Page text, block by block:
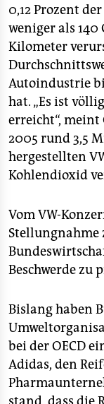
0,12 Prozent
weniger als
Kilometer
Autoindustrie
hat. „Es ist
erreicht“, meint
2005 rund 3,5
hergestellten
Kohlendioxid
Vom VW-
Stellungnahme
Beschwerde zu
Bislang haben
bei der OECD
Adidas, den